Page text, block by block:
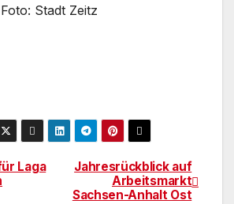
Stadt Zeitz
Jahresrückblick auf
Arbeitsmarkt
Sachsen-Anhalt Ost
Laga